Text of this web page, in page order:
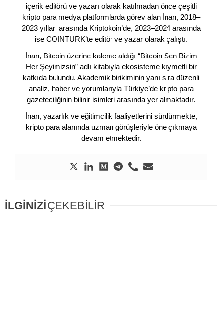
içerik editörü ve yazarı olarak katılmadan önce çeşitli
kripto para medya platformlarda görev alan İnan, 2018–
2023 yılları arasında Kriptokoin’de, 2023–2024 arasında
ise COINTURK’te editör ve yazar olarak çalıştı.
İnan, Bitcoin üzerine kaleme aldığı “Bitcoin Sen Bizim
Her Şeyimizsin” adlı kitabıyla ekosisteme kıymetli bir
katkıda bulundu. Akademik birikiminin yanı sıra düzenli
analiz, haber ve yorumlarıyla Türkiye’de kripto para
gazeteciliğinin bilinir isimleri arasında yer almaktadır.
İnan, yazarlık ve eğitimcilik faaliyetlerini sürdürmekte,
kripto para alanında uzman görüşleriyle öne çıkmaya
devam etmektedir.
İLGİNİZİÇEKEBİLİR